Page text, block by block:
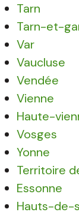
Tarn
Tarn-et-
Var
Vaucluse
Vendée
Vienne
Haute-
Vosges
Yonne
Territoire
Essonne
Hauts-de-